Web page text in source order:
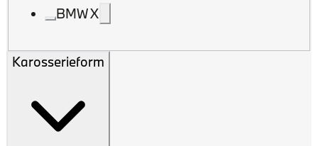
BMW X
Karosserieform